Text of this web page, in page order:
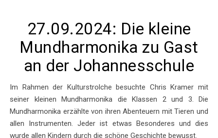
27.09.2024: Die kleine
Mundharmonika zu Gast
an der Johannesschule
Im Rahmen der Kulturstrolche besuchte Chris Kramer mit
seiner kleinen Mundharmonika die Klassen 2 und 3. Die
Mundharmonika erzählte von ihren Abenteuern mit Tieren und
allen Instrumenten. Jeder ist etwas Besonderes und dies
wurde allen Kindern durch die schöne Geschichte bewusst.